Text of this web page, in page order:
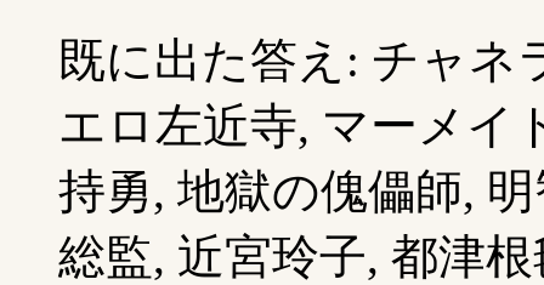
既に出た答え: チャネ
エロ左近寺, マーメイ
持勇, 地獄の傀儡師,
総監, 近宮玲子, 都津